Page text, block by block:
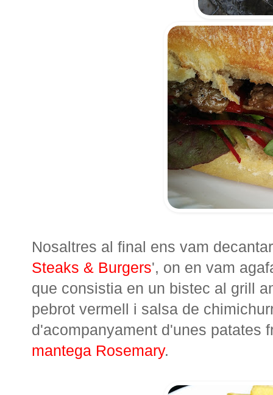
Nosaltres al final ens vam
Steaks & Burgers', on en vam
que consistia en un bistec al grill
pebrot vermell i salsa de
d'acompanyament d'unes patates
mantega Rosemary.